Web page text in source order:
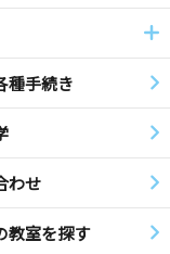
種手続き
わせ
教室を探す